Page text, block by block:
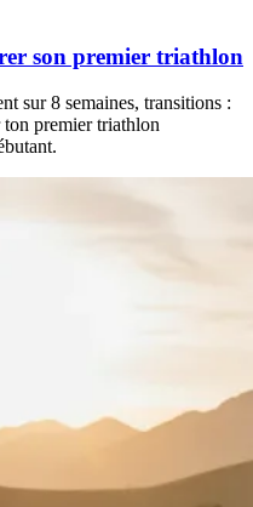
son premier triathlon
sur 8 semaines, transitions :
ton premier triathlon